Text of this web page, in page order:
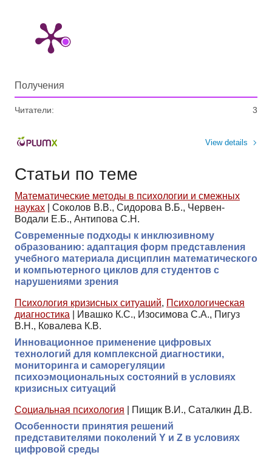
Получения
Читатели: 3
View details
Статьи по теме
Математические методы в психологии и смежных
науках
Соколов В.В., Сидорова В.Б., Червен-
Водали Е.Б., Антипова С.Н.
Современные подходы к инклюзивному
образованию: адаптация форм представления
учебного материала дисциплин математического
и компьютерного циклов для студентов с
нарушениями зрения
Психология кризисных ситуаций, Психологическая
диагностика
Ивашко К.С., Изосимова С.А., Пигуз
В.Н., Ковалева К.В.
Инновационное применение цифровых
технологий для комплексной диагностики,
мониторинга и саморегуляции
психоэмоциональных состояний в условиях
кризисных ситуаций
Социальная психология
Пищик В.И., Саталкин Д.В.
Особенности принятия решений
представителями поколений Y и Z в условиях
цифровой среды